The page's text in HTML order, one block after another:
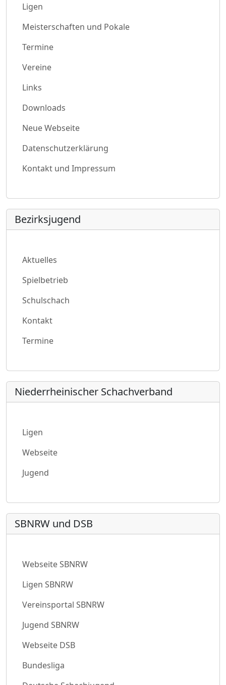
Ligen
Meisterschaften und Pokale
Termine
Vereine
Links
Downloads
Neue Webseite
Datenschutzerklärung
Kontakt und Impressum
Bezirksjugend
Aktuelles
Spielbetrieb
Schulschach
Kontakt
Termine
Niederrheinischer Schachverband
Ligen
Webseite
Jugend
SBNRW und DSB
Webseite SBNRW
Ligen SBNRW
Vereinsportal SBNRW
Jugend SBNRW
Webseite DSB
Bundesliga